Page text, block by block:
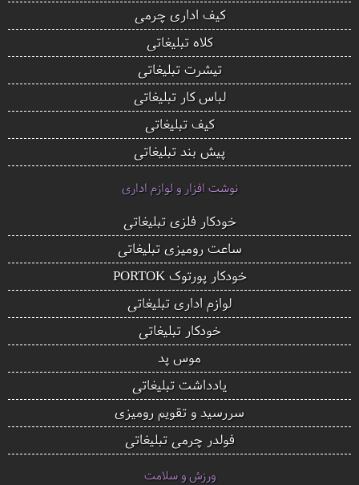
کیف اداری چرمی
کلاه تبلیغاتی
تیشرت تبلیغاتی
لباس کار تبلیغاتی
کیف تبلیغاتی
پیش بند تبلیغاتی
نوشت افزار و لوازم اداری
خودکار فلزی تبلیغاتی
ساعت رومیزی تبلیغاتی
خودکار پورتوک PORTOK
لوازم اداری تبلیغاتی
خودکار تبلیغاتی
موس پد
یادداشت تبلیغاتی
سررسید و تقویم رومیزی
فولدر چرمی تبلیغاتی
ورزش و سلامت